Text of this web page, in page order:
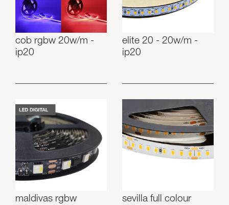
cob rgbw 20w/m -
ip20
elite 20 - 20w/m -
ip20
maldivas rgbw
sevilla full colour